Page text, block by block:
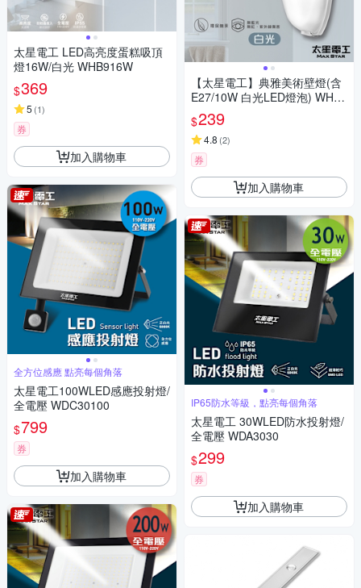
太星電工 LED高亮度蛋糕吸頂
燈16W/白光 WHB916W
$369
5 (1)
券
加入購物車
全方位感應 點亮每個角落
太星電工100WLED感應投射燈/
全電壓 WDC30100
$799
券
加入購物車
【太星電工】典雅美術壁燈(含
E27/10W 白光LED燈泡) WHA8
10W
$239
4.8 (2)
券
加入購物車
IP65防水等級，點亮每個角落
太星電工 30WLED防水投射燈/
全電壓 WDA3030
$299
券
加入購物車